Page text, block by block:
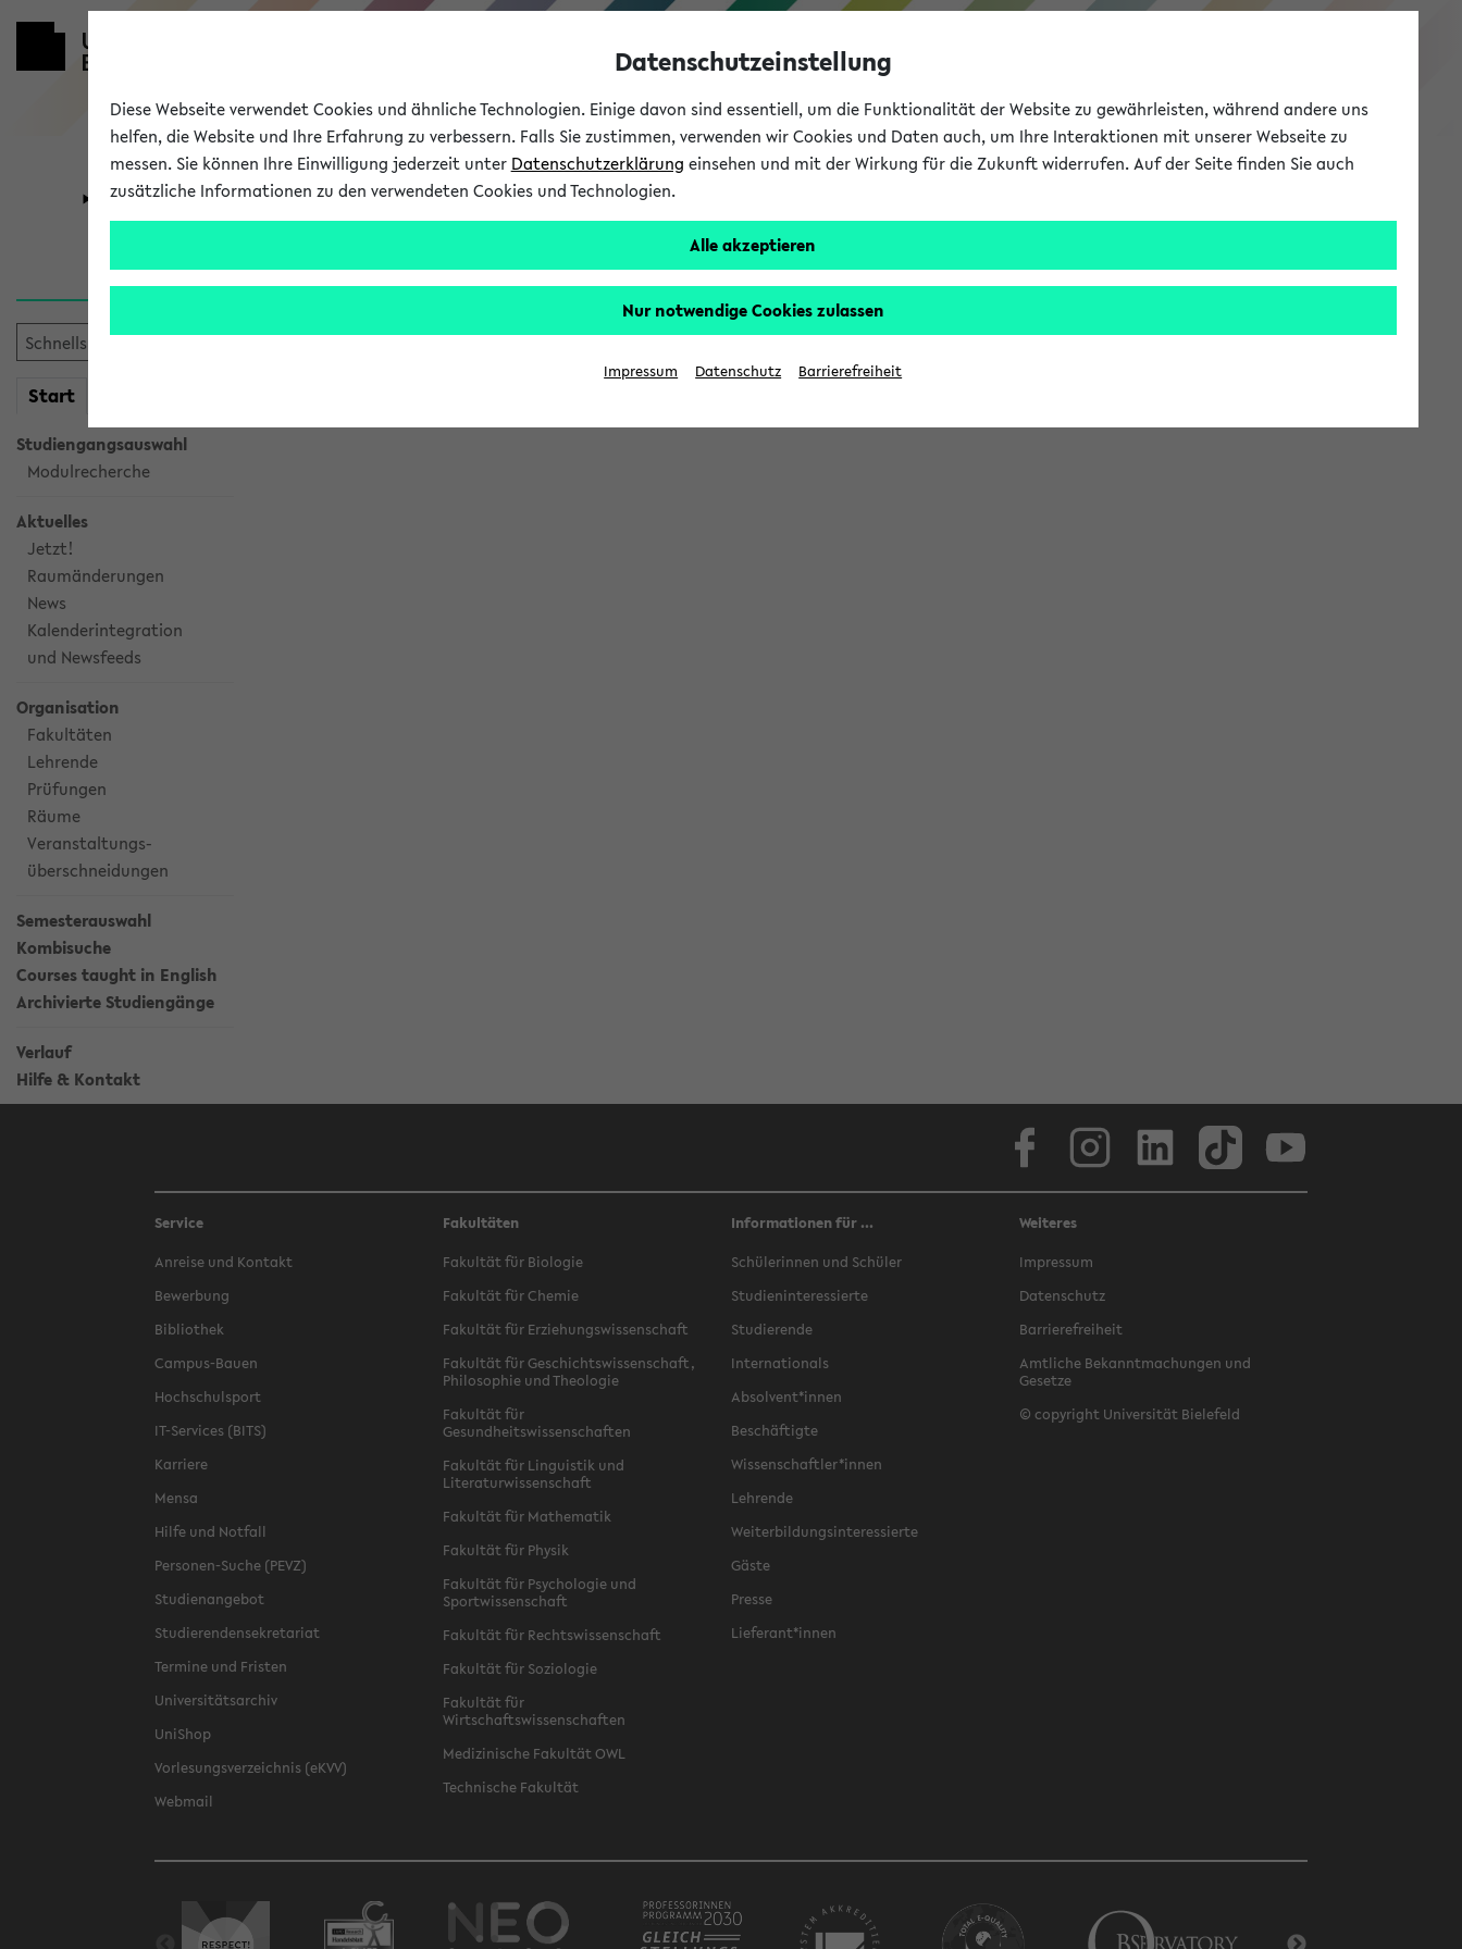
eKVV
Universität Forschung Studium
Start
Studiengangsauswahl
Modulrecherche
Aktuelles
Jetzt!
Raumänderungen
News
Kalenderintegration
und Newsfeeds
Organisation
Fakultäten
Lehrende
Prüfungen
Räume
Veranstaltungs-
überschneidungen
Semesterauswahl
Kombisuche
Courses taught in English
Archivierte Studiengänge
Verlauf
Hilfe & Kontakt
Verlauf
Service
Anreise und Kontakt
Bewerbung
Bibliothek
Campus-Bauen
Hochschulsport
IT-Services (BITS)
Karriere
Mensa
Hilfe und Notfall
Personen-Suche (PEVZ)
Studienangebot
Studierendensekretariat
Termine und Fristen
Universitätsarchiv
UniShop
Vorlesungsverzeichnis (eKVV)
Webmail
Fakultäten
Fakultät für Biologie
Fakultät für Chemie
Fakultät für Erziehungswissenschaft
Fakultät für Geschichtswissenschaft,
Philosophie und Theologie
Fakultät für
Gesundheitswissenschaften
Fakultät für Linguistik und
Literaturwissenschaft
Fakultät für Mathematik
Fakultät für Physik
Fakultät für Psychologie und
Sportwissenschaft
Fakultät für Rechtswissenschaft
Fakultät für Soziologie
Fakultät für
Wirtschaftswissenschaften
Medizinische Fakultät OWL
Technische Fakultät
Informationen für ...
Schülerinnen und Schüler
Studieninteressierte
Studierende
Internationals
Absolvent*innen
Beschäftigte
Wissenschaftler*innen
Lehrende
Weiterbildungsinteressierte
Gäste
Presse
Lieferant*innen
Weiteres
Impressum
Datenschutz
Barrierefreiheit
Amtliche Bekanntmachungen und
Gesetze
© copyright Universität Bielefeld
Datenschutzeinstellung
Diese Webseite verwendet Cookies und ähnliche Technologien. Einige davon sind essentiell, um die Funktionalität der Website zu gewährleisten, während andere uns
helfen, die Website und Ihre Erfahrung zu verbessern. Falls Sie zustimmen, verwenden wir Cookies und Daten auch, um Ihre Interaktionen mit unserer Webseite zu
messen. Sie können Ihre Einwilligung jederzeit unter Datenschutzerklärung einsehen und mit der Wirkung für die Zukunft widerrufen. Auf der Seite finden Sie auch
zusätzliche Informationen zu den verwendeten Cookies und Technologien.
Alle akzeptieren
Nur notwendige Cookies zulassen
Impressum Datenschutz Barrierefreiheit